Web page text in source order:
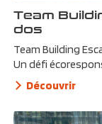
Team
dos
Team Building
Un défi
Découvrir